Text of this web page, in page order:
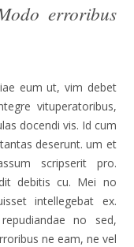
erroribus
eum ut, vim debet
vituperatoribus,
docendi vis. Id cum
deserunt. um et
scripserit pro.
debitis cu. Mei no
intellegebat ex.
no sed,
ne eam, ne vel